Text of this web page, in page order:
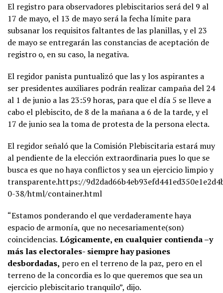
El registro para observadores plebiscitarios será del 9 al
17 de mayo, el 13 de mayo será la fecha límite para
subsanar los requisitos faltantes de las planillas, y el 23
de mayo se entregarán las constancias de aceptación de
registro o, en su caso, la negativa.
El regidor panista puntualizó que las y los aspirantes a
ser presidentes auxiliares podrán realizar campaña del 24
al 1 de junio a las 23:59 horas, para que el día 5 se lleve a
cabo el plebiscito, de 8 de la mañana a 6 de la tarde, y el
17 de junio sea la toma de protesta de la persona electa.
El regidor señaló que la Comisión Plebiscitaria estará muy
al pendiente de la elección extraordinaria pues lo que se
busca es que no haya conflictos y sea un ejercicio limpio y
transparente.https://
0-38/html/container.html
“Estamos ponderando el que verdaderamente haya
espacio de armonía, que no necesariamente(son)
coincidencias. Lógicamente, en cualquier contienda –y
más las electorales- siempre hay pasiones
desbordadas, pero en el terreno de la paz, pero en el
terreno de la concordia es lo que queremos que sea un
ejercicio plebiscitario tranquilo”, dijo.